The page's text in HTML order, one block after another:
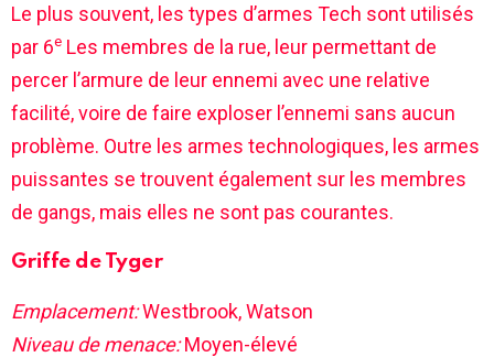
Le plus souvent, les types d’armes Tech sont utilisés
par 6e Les membres de la rue, leur permettant de
percer l’armure de leur ennemi avec une relative
facilité, voire de faire exploser l’ennemi sans aucun
problème. Outre les armes technologiques, les armes
puissantes se trouvent également sur les membres
de gangs, mais elles ne sont pas courantes.
Griffe de Tyger
Emplacement:Westbrook, Watson
Niveau de menace:Moyen-élevé